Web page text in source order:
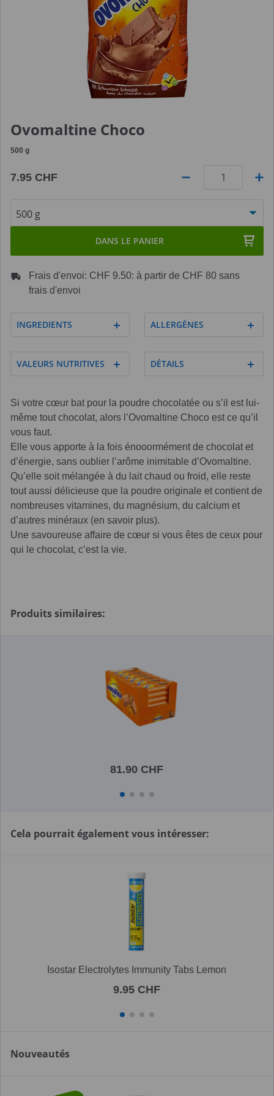
Ovomaltine Choco
500 g
7.95 CHF
DANS LE PANIER
Frais d'envoi: CHF 9.50: à partir de CHF 80 sans
frais d'envoi
INGREDIENTS ALLERGÈNES
VALEURS NUTRITIVES DÉTAILS
Si votre cœur bat pour la poudre chocolatée ou s’il est lui-
même tout chocolat, alors l’Ovomaltine Choco est ce qu’il
vous faut.
Elle vous apporte à la fois énooormément de chocolat et
d’énergie, sans oublier l’arôme inimitable d’Ovomaltine.
Qu’elle soit mélangée à du lait chaud ou froid, elle reste
tout aussi délicieuse que la poudre originale et contient de
nombreuses vitamines, du magnésium, du calcium et
d’autres minéraux (en savoir plus).
Une savoureuse affaire de cœur si vous êtes de ceux pour
qui le chocolat, c’est la vie.
Produits similaires:
81.90 CHF
Cela pourrait également vous intéresser:
Isostar Electrolytes Immunity Tabs Lemon
9.95 CHF
Nouveautés